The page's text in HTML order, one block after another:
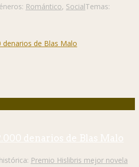
Romántico, SocialTemas:
denarios de Blas Malo
Premio Hislibris mejor novela